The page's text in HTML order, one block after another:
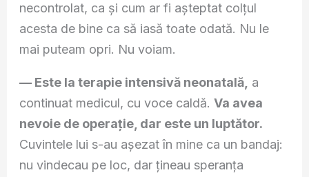
necontrolat, ca și cum ar fi așteptat colțul
acesta de bine ca să iasă toate odată. Nu le
mai puteam opri. Nu voiam.
— Este la terapie intensivă neonatală, a
continuat medicul, cu voce caldă. Va avea
nevoie de operație, dar este un luptător.
Cuvintele lui s-au așezat în mine ca un bandaj:
nu vindecau pe loc, dar țineau speranța